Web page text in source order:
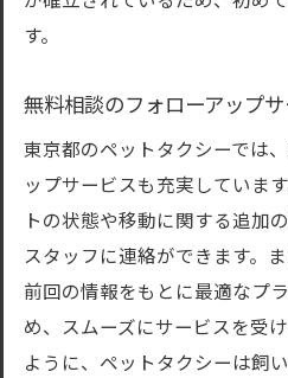
す。
無料相談のフォローアップ
東京都のペットタクシーでは
ップサービスも充実していま
トの状態や移動に関する追加
スタッフに連絡ができます。
前回の情報をもとに最適なプ
め、スムーズにサービスを受
ように、ペットタクシーは飼